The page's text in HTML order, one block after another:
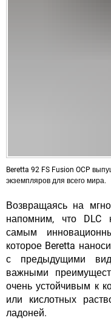
Beretta 92 FS Fusion OCP
экземпляров для всего мира.
Возвращаясь на
напомним, что DLC
самым
которое Beretta
с предыдущими
важными
очень устойчивым к
или кислотных
ладоней.